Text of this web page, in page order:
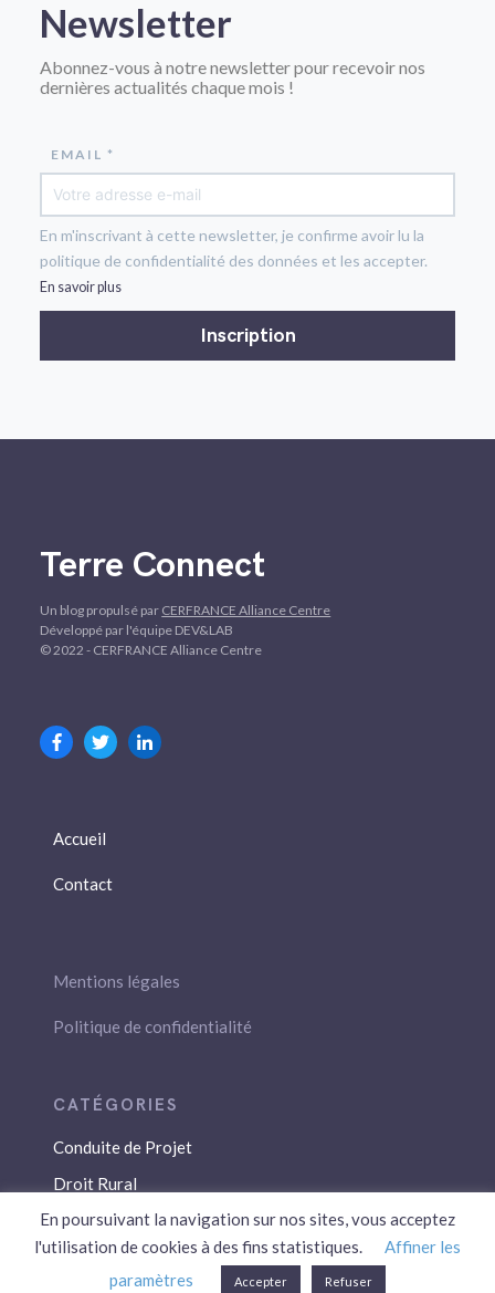
Newsletter
Abonnez-vous à notre newsletter pour recevoir nos
dernières actualités chaque mois !
EMAIL *
En m'inscrivant à cette newsletter, je confirme avoir lu la
politique de confidentialité des données et les accepter.
En savoir plus
Terre Connect
Un blog propulsé par CERFRANCE Alliance Centre
Développé par l'équipe DEV&LAB
© 2022 - CERFRANCE Alliance Centre
Accueil
Contact
Mentions légales
Politique de confidentialité
Conduite de Projet
Droit Rural
Droit Social
Économie / Gestion
En poursuivant la navigation sur nos sites, vous acceptez
l'utilisation de cookies à des fins statistiques.
Affiner les
paramètres
Accepter Refuser